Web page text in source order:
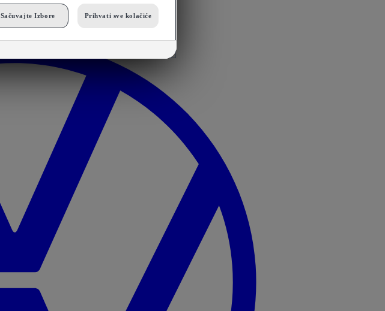
Sačuvajte Izbore Prihvati sve kolačiće